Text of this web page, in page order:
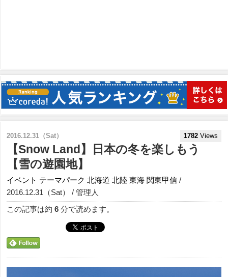
2016.12.31（Sat） 1782 Views
【Snow Land】日本の冬を楽しもう
【雪の遊園地】
イベント テーマパーク 北海道 北陸 東海 関東甲信 /
2016.12.31（Sat） / 管理人
この記事は約 6 分で読めます。